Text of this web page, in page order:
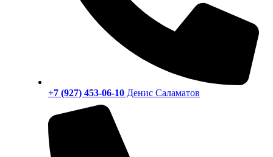
+7 (927) 453-06-10 Денис Саламатов